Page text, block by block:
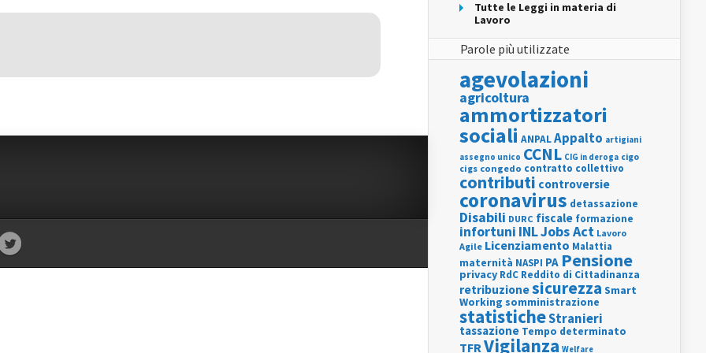
Tutte le Leggi in materia di
Lavoro
Parole più utilizzate
agevolazioni
agricoltura
ammortizzatori
sociali ANPALAppalto artigiani
assegno unico CCNL CIG in deroga cigo
cigs congedo contratto collettivo
contributi controversie
coronavirus detassazione
Disabili DURC fiscale formazione
infortuni INLJobs Act Lavoro
Agile Licenziamento Malattia
maternità NASPI PA Pensione
privacy RdC Reddito di Cittadinanza
retribuzionesicurezza Smart
Working somministrazione
statisticheStranieri
tassazione Tempo determinato
TFRVigilanza Welfare